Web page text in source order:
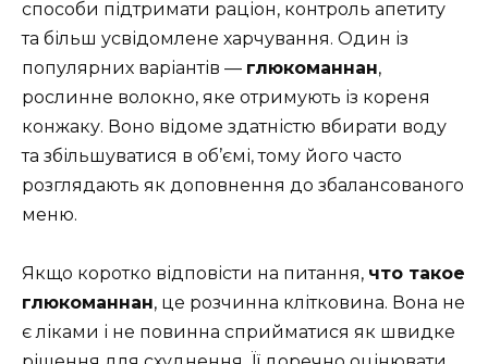
способи підтримати раціон, контроль апетиту
та більш усвідомлене харчування. Один із
популярних варіантів — глюкоманнан,
рослинне волокно, яке отримують із кореня
конжаку. Воно відоме здатністю вбирати воду
та збільшуватися в об’ємі, тому його часто
розглядають як доповнення до збалансованого
меню.
Якщо коротко відповісти на питання, что такое
глюкоманнан, це розчинна клітковина. Вона не
є ліками і не повинна сприйматися як швидке